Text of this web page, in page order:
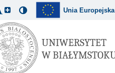
Unia Europejska